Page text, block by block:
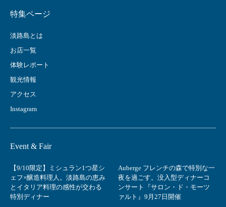
特集ページ
淡路島とは
お店一覧
体験レポート
観光情報
アクセス
Instagram
Event & Fair
【9/10限定】ミシュラン1つ星シ
ェフ×醸造料理人。淡路島の恵み
とイタリア料理の感性が交わる
特別ディナー
Auberge フレンチの森で特別な一
夜を過ごす。没入型ディナーコ
ンサート『サロン・ド・モーツ
ァルト』9月27日開催